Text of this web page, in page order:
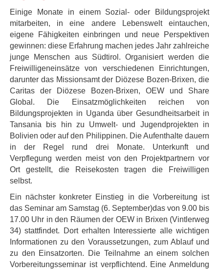
Einige Monate in einem Sozial- oder Bildungsprojekt
mitarbeiten, in eine andere Lebenswelt eintauchen,
eigene Fähigkeiten einbringen und neue Perspektiven
gewinnen: diese Erfahrung machen jedes Jahr zahlreiche
junge Menschen aus Südtirol. Organisiert werden die
Freiwilligeneinsätze von verschiedenen Einrichtungen,
darunter das Missionsamt der Diözese Bozen-Brixen, die
Caritas der Diözese Bozen-Brixen, OEW und Share
Global. Die Einsatzmöglichkeiten reichen von
Bildungsprojekten in Uganda über Gesundheitsarbeit in
Tansania bis hin zu Umwelt- und Jugendprojekten in
Bolivien oder auf den Philippinen. Die Aufenthalte dauern
in der Regel rund drei Monate. Unterkunft und
Verpflegung werden meist von den Projektpartnern vor
Ort gestellt, die Reisekosten tragen die Freiwilligen
selbst.
Ein nächster konkreter Einstieg in die Vorbereitung ist
das Seminar am Samstag (6. September)das von 9.00 bis
17.00 Uhr in den Räumen der OEW in Brixen (Vintlerweg
34) stattfindet. Dort erhalten Interessierte alle wichtigen
Informationen zu den Voraussetzungen, zum Ablauf und
zu den Einsatzorten. Die Teilnahme an einem solchen
Vorbereitungsseminar ist verpflichtend. Eine Anmeldung